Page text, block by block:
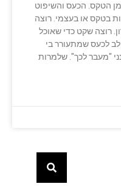
הטקס. הכעס והשיפוט
בטקס או בעצמי. רוצה
רוצה שקט כדי שאוכל
לכעס שמתעורר בי
"מעבר לכך". שלמרות